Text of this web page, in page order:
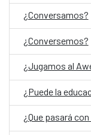
¿Conversamos?
¿Conversemos?
¿Jugamos al
¿Puede la
¿Que pasará